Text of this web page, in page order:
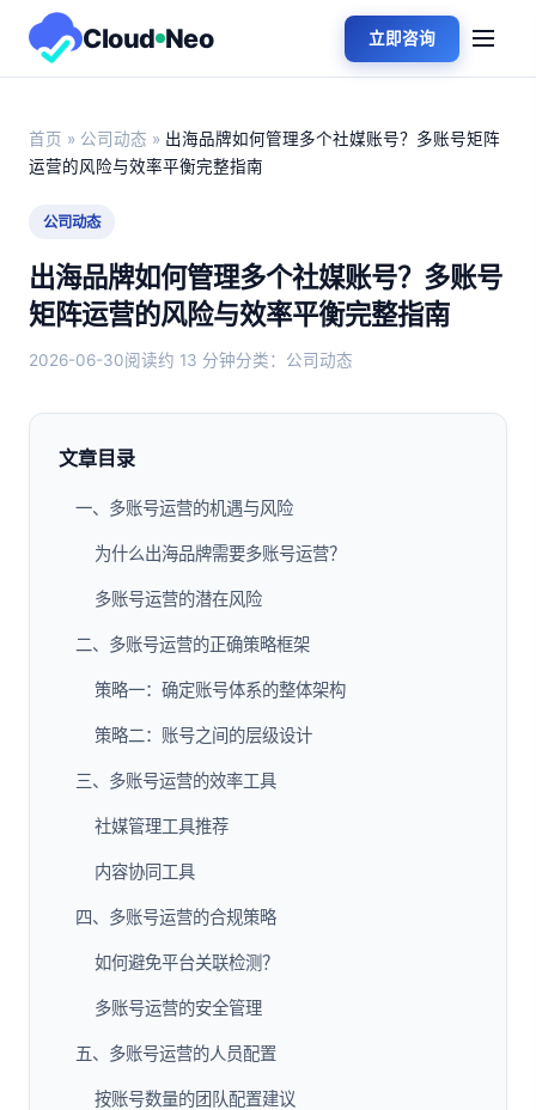
Cloud Neo 立即咨询
首页 » 公司动态 » 出海品牌如何管理多个社媒账号？多账号矩阵
运营的风险与效率平衡完整指南
公司动态
出海品牌如何管理多个社媒账号？多账号
矩阵运营的风险与效率平衡完整指南
2026-06-30阅读约 13 分钟分类：公司动态
文章目录
一、多账号运营的机遇与风险
为什么出海品牌需要多账号运营？
多账号运营的潜在风险
二、多账号运营的正确策略框架
策略一：确定账号体系的整体架构
策略二：账号之间的层级设计
三、多账号运营的效率工具
社媒管理工具推荐
内容协同工具
四、多账号运营的合规策略
如何避免平台关联检测？
多账号运营的安全管理
五、多账号运营的人员配置
按账号数量的团队配置建议